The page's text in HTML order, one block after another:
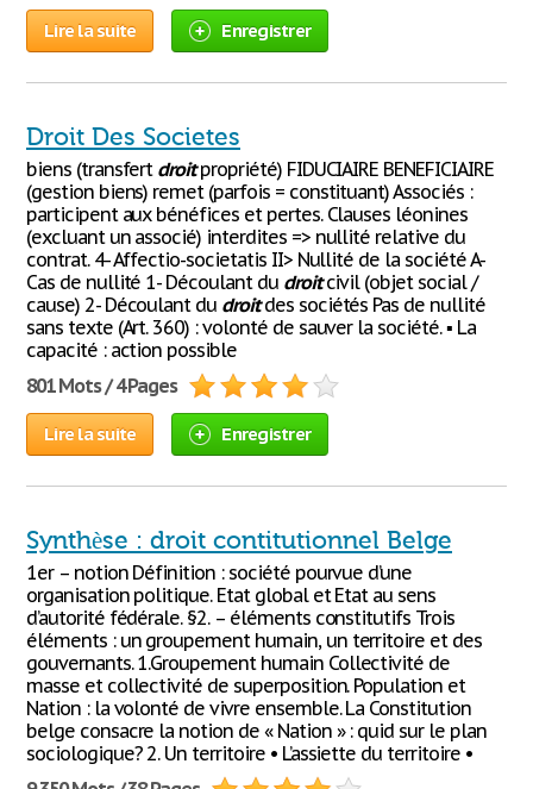
Lire la suite Enregistrer
Droit Des Societes
biens (transfert droitpropriété) FIDUCIAIRE BENEFICIAIRE
(gestion biens) remet (parfois = constituant) Associés :
participent aux bénéfices et pertes. Clauses léonines
(excluant un associé) interdites => nullité relative du
contrat. 4- Affectio-societatis II> Nullité de la société A-
Cas de nullité 1- Découlant du droitcivil (objet social /
cause) 2- Découlant du droitdes sociétés Pas de nullité
sans texte (Art. 360) : volonté de sauver la société. ▪ La
capacité : action possible
801 Mots / 4 Pages
Lire la suite Enregistrer
Synthèse : droit contitutionnel Belge
1er – notion Définition : société pourvue d’une
organisation politique. Etat global et Etat au sens
d’autorité fédérale. §2. – éléments constitutifs Trois
éléments : un groupement humain, un territoire et des
gouvernants. 1.Groupement humain Collectivité de
masse et collectivité de superposition. Population et
Nation : la volonté de vivre ensemble. La Constitution
belge consacre la notion de « Nation » : quid sur le plan
sociologique? 2. Un territoire • L’assiette du territoire •